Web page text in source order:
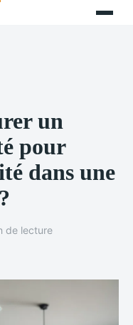
un
pour
dans une
de lecture